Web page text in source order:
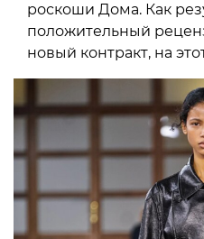
роскоши Дома. Как
положительный
новый контракт, на